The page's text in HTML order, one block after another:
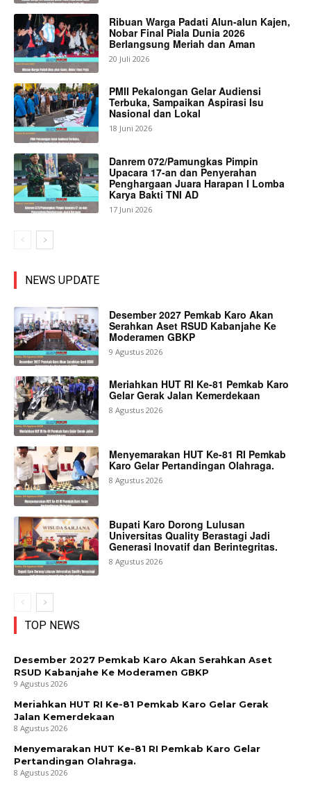
Ribuan Warga Padati Alun-alun Kajen,
Nobar Final Piala Dunia 2026
Berlangsung Meriah dan Aman
20 Juli 2026
PMII Pekalongan Gelar Audiensi
Terbuka, Sampaikan Aspirasi Isu
Nasional dan Lokal
18 Juni 2026
Danrem 072/Pamungkas Pimpin
Upacara 17-an dan Penyerahan
Penghargaan Juara Harapan I Lomba
Karya Bakti TNI AD
17 Juni 2026
NEWS UPDATE
Desember 2027 Pemkab Karo Akan
Serahkan Aset RSUD Kabanjahe Ke
Moderamen GBKP
9 Agustus 2026
Meriahkan HUT RI Ke-81 Pemkab Karo
Gelar Gerak Jalan Kemerdekaan
8 Agustus 2026
Menyemarakan HUT Ke-81 RI Pemkab
Karo Gelar Pertandingan Olahraga.
8 Agustus 2026
Bupati Karo Dorong Lulusan
Universitas Quality Berastagi Jadi
Generasi Inovatif dan Berintegritas.
8 Agustus 2026
TOP NEWS
Desember 2027 Pemkab Karo Akan Serahkan Aset
RSUD Kabanjahe Ke Moderamen GBKP
9 Agustus 2026
Meriahkan HUT RI Ke-81 Pemkab Karo Gelar Gerak
Jalan Kemerdekaan
8 Agustus 2026
Menyemarakan HUT Ke-81 RI Pemkab Karo Gelar
Pertandingan Olahraga.
8 Agustus 2026